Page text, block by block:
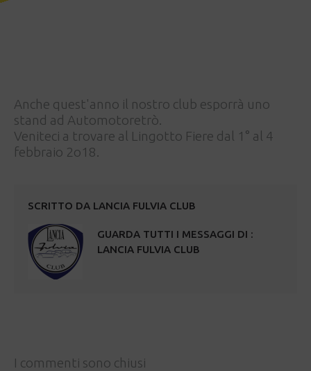
Anche quest'anno il nostro club esporrà uno
stand ad Automotoretrò.
Veniteci a trovare al Lingotto Fiere dal 1° al 4
febbraio 2o18.
SCRITTO DA LANCIA FULVIA CLUB
GUARDA TUTTI I MESSAGGI DI :
LANCIA FULVIA CLUB
I commenti sono chiusi